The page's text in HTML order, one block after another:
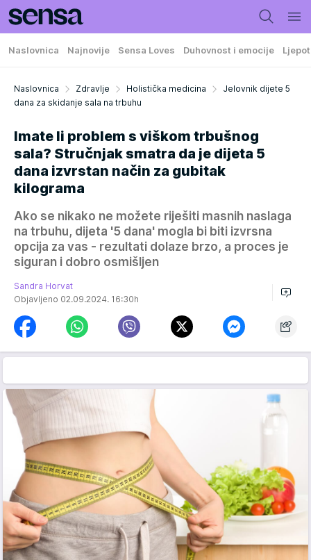
Naslovnica Najnovije Sensa Loves Duhovnost i emocije
Naslovnica Zdravlje Holistička medicina
Jelovnik dijete 5
dana za skidanje sala na trbuhu
Imate li problem s viškom trbušnog
sala? Stručnjak smatra da je dijeta 5
dana izvrstan način za gubitak
kilograma
Ako se nikako ne možete riješiti masnih naslaga
na trbuhu, dijeta '5 dana' mogla bi biti izvrsna
opcija za vas - rezultati dolaze brzo, a proces je
siguran i dobro osmišljen
Sandra Horvat
Objavljeno 02.09.2024. 16:30h